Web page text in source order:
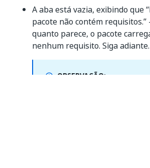
A aba está vazia, exibindo que
pacote não contém
quanto parece, o pacote
nenhum requisito. Siga adiante.
OBSERVAÇÃO: